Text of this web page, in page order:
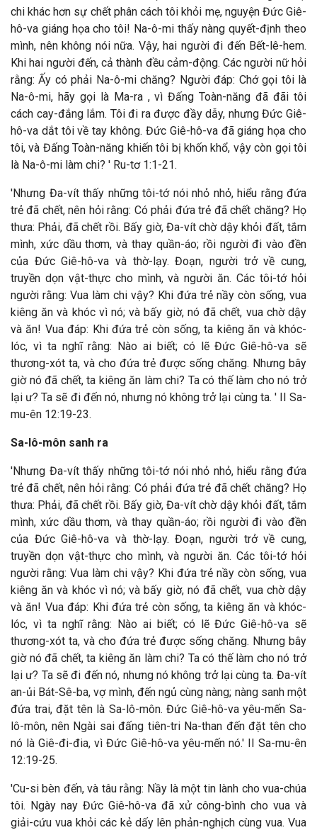
chi khác hơn sự chết phân cách tôi khỏi mẹ, nguyện Đức Giê-
hô-va giáng họa cho tôi! Na-ô-mi thấy nàng quyết-định theo
mình, nên không nói nữa. Vậy, hai người đi đến Bết-lê-hem.
Khi hai người đến, cả thành đều cảm-động. Các người nữ hỏi
rằng: Ấy có phải Na-ô-mi chăng? Người đáp: Chớ gọi tôi là
Na-ô-mi, hãy gọi là Ma-ra , vì Đấng Toàn-năng đã đãi tôi
cách cay-đắng lắm. Tôi đi ra được đầy dẫy, nhưng Đức Giê-
hô-va dắt tôi về tay không. Đức Giê-hô-va đã giáng họa cho
tôi, và Đấng Toàn-năng khiến tôi bị khốn khổ, vậy còn gọi tôi
là Na-ô-mi làm chi? ' Ru-tơ 1:1-21.
'Nhưng Đa-vít thấy những tôi-tớ nói nhỏ nhỏ, hiểu rằng đứa
trẻ đã chết, nên hỏi rằng: Có phải đứa trẻ đã chết chăng? Họ
thưa: Phải, đã chết rồi. Bấy giờ, Đa-vít chờ dậy khỏi đất, tắm
mình, xức dầu thơm, và thay quần-áo; rồi người đi vào đền
của Đức Giê-hô-va và thờ-lạy. Đoạn, người trở về cung,
truyền dọn vật-thực cho mình, và người ăn. Các tôi-tớ hỏi
người rằng: Vua làm chi vậy? Khi đứa trẻ nầy còn sống, vua
kiêng ăn và khóc vì nó; và bấy giờ, nó đã chết, vua chờ dậy
và ăn! Vua đáp: Khi đứa trẻ còn sống, ta kiêng ăn và khóc-
lóc, vì ta nghĩ rằng: Nào ai biết; có lẽ Đức Giê-hô-va sẽ
thương-xót ta, và cho đứa trẻ được sống chăng. Nhưng bây
giờ nó đã chết, ta kiêng ăn làm chi? Ta có thế làm cho nó trở
lại ư? Ta sẽ đi đến nó, nhưng nó không trở lại cùng ta. ' II Sa-
mu-ên 12:19-23.
Sa-lô-môn sanh ra
'Nhưng Đa-vít thấy những tôi-tớ nói nhỏ nhỏ, hiểu rằng đứa
trẻ đã chết, nên hỏi rằng: Có phải đứa trẻ đã chết chăng? Họ
thưa: Phải, đã chết rồi. Bấy giờ, Đa-vít chờ dậy khỏi đất, tắm
mình, xức dầu thơm, và thay quần-áo; rồi người đi vào đền
của Đức Giê-hô-va và thờ-lạy. Đoạn, người trở về cung,
truyền dọn vật-thực cho mình, và người ăn. Các tôi-tớ hỏi
người rằng: Vua làm chi vậy? Khi đứa trẻ nầy còn sống, vua
kiêng ăn và khóc vì nó; và bấy giờ, nó đã chết, vua chờ dậy
và ăn! Vua đáp: Khi đứa trẻ còn sống, ta kiêng ăn và khóc-
lóc, vì ta nghĩ rằng: Nào ai biết; có lẽ Đức Giê-hô-va sẽ
thương-xót ta, và cho đứa trẻ được sống chăng. Nhưng bây
giờ nó đã chết, ta kiêng ăn làm chi? Ta có thế làm cho nó trở
lại ư? Ta sẽ đi đến nó, nhưng nó không trở lại cùng ta. Đa-vít
an-ủi Bát-Sê-ba, vợ mình, đến ngủ cùng nàng; nàng sanh một
đứa trai, đặt tên là Sa-lô-môn. Đức Giê-hô-va yêu-mến Sa-
lô-môn, nên Ngài sai đấng tiên-tri Na-than đến đặt tên cho
nó là Giê-đi-đia, vì Đức Giê-hô-va yêu-mến nó.' II Sa-mu-ên
12:19-25.
'Cu-si bèn đến, và tâu rằng: Nầy là một tin lành cho vua-chúa
tôi. Ngày nay Đức Giê-hô-va đã xử công-bình cho vua và
giải-cứu vua khỏi các kẻ dấy lên phản-nghịch cùng vua. Vua